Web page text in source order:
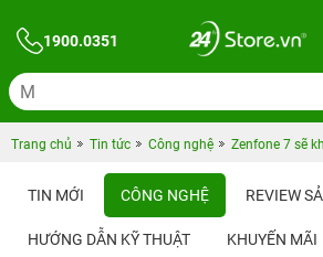
1900.0351
Trang chủ Tin tức Công nghệ Zenfone 7 sẽ
TIN MỚI CÔNG NGHỆ REVIEW
HƯỚNG DẪN KỸ THUẬT KHUYẾN MÃI